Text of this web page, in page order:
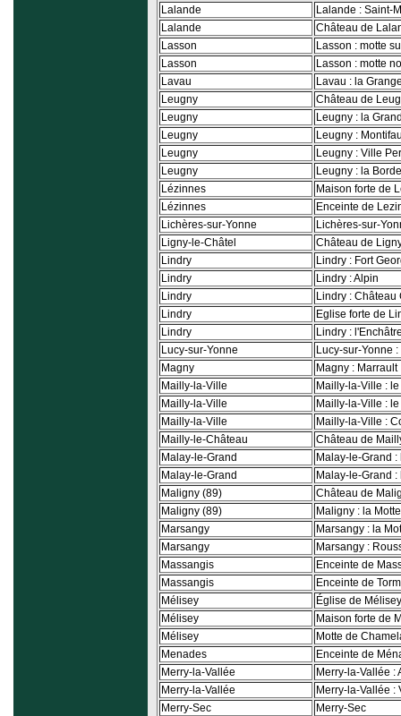
Lalande
Lalande : Saint-
Lalande
Château de
Lasson
Lasson : motte
Lasson
Lasson : motte
Lavau
Lavau : la
Leugny
Château de
Leugny
Leugny : la
Leugny
Leugny :
Leugny
Leugny : Ville
Leugny
Leugny : la Borde
Lézinnes
Maison forte de
Lézinnes
Enceinte de
Lichères-sur-Yonne
Lichères-sur-
Ligny-le-Châtel
Château de
Lindry
Lindry : Fort
Lindry
Lindry : Alpin
Lindry
Lindry : Château
Lindry
Eglise forte de
Lindry
Lindry :
Lucy-sur-Yonne
Lucy-sur-Yonne
Magny
Magny : Marrault
Mailly-la-Ville
Mailly-la-Ville :
Mailly-la-Ville
Mailly-la-Ville :
Mailly-la-Ville
Mailly-la-Ville :
Mailly-le-Château
Château de
Malay-le-Grand
Malay-le-Grand :
Malay-le-Grand
Malay-le-Grand
Maligny (89)
Château de
Maligny (89)
Maligny : la
Marsangy
Marsangy : la
Marsangy
Marsangy :
Massangis
Enceinte de
Massangis
Enceinte de
Mélisey
Église de Mélisey
Mélisey
Maison forte de
Mélisey
Motte de
Menades
Enceinte de
Merry-la-Vallée
Merry-la-Vallée :
Merry-la-Vallée
Merry-la-Vallée :
Merry-Sec
Merry-Sec